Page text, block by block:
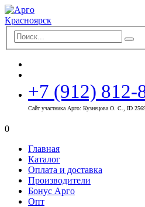
+7 (912) 812-
Сайт участника Арго: Кузнецова О. С., ID
0
Главная
Каталог
Оплата и доставка
Производители
Бонус Арго
Опт